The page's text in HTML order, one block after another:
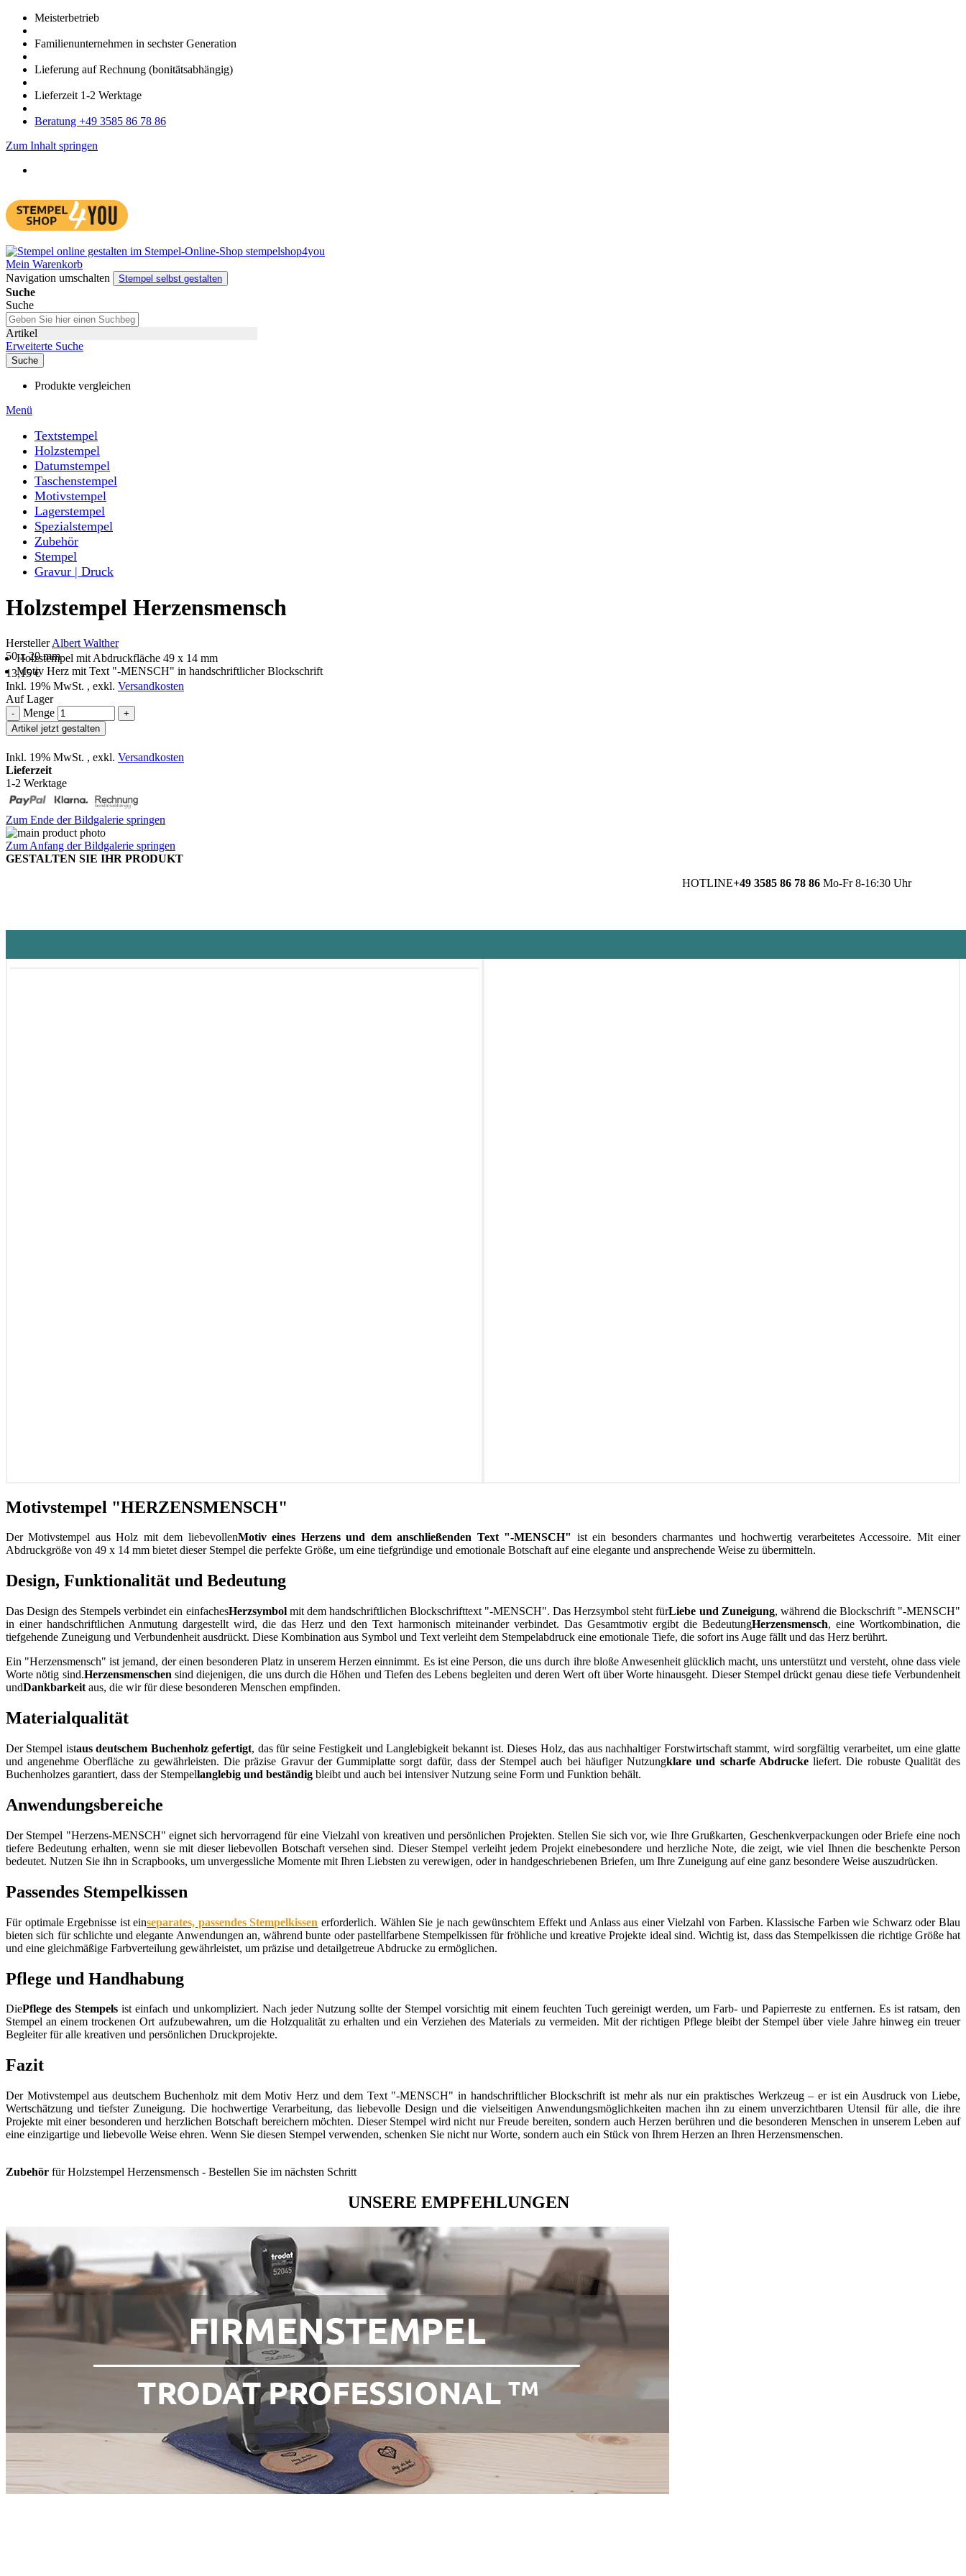
Meister­betrieb
Familien­unter­nehmen in sechster Gene­ration
Lieferung auf Rech­nung (bonitätsabhängig)
Liefer­zeit 1-2 Werk­tage
Bera­tung +49 3585 86 78 86
Zum Inhalt springen
Mein Warenkorb
Navigation umschalten
Stempel selbst gestalten
Suche
Suche
Artikel
Erweiterte Suche
Suche
Produkte vergleichen
Menü
Textstempel
Holzstempel
Datumstempel
Taschenstempel
Motivstempel
Lagerstempel
Spezialstempel
Zubehör
Stempel
Gravur | Druck
Holzstempel Herzensmensch
HerstellerAlbert Walther
50 x 20 mm
Holzstempel mit Abdruckfläche 49 x 14 mm
Motiv Herz mit Text "-MENSCH" in handschriftlicher Blockschrift
13,15 €
Inkl. 19% MwSt. , exkl. Versandkosten
Auf Lager
- Menge
+
Artikel jetzt gestalten
Inkl. 19% MwSt. , exkl. Versandkosten
Lieferzeit
1-2 Werktage
Zum Ende der Bildgalerie springen
Zum Anfang der Bildgalerie springen
GESTALTEN SIE IHR PRODUKT
HOTLINE+49 3585 86 78 86 Mo-Fr 8-16:30 Uhr
Motivstempel "HERZENSMENSCH"
Der Motivstempel aus Holz mit dem liebevollenMotiv eines Herzens und dem anschließenden Text "-MENSCH" ist ein besonders charmantes und hochwertig verarbeitetes Accessoire. Mit einer
Abdruckgröße von 49 x 14 mm bietet dieser Stempel die perfekte Größe, um eine tiefgründige und emotionale Botschaft auf eine elegante und ansprechende Weise zu übermitteln.
Design, Funktionalität und Bedeutung
Das Design des Stempels verbindet ein einfachesHerzsymbolmit dem handschriftlichen Blockschrifttext "-MENSCH". Das Herzsymbol steht fürLiebe und Zuneigung, während die Blockschrift "-MENSCH"
in einer handschriftlichen Anmutung dargestellt wird, die das Herz und den Text harmonisch miteinander verbindet. Das Gesamtmotiv ergibt die BedeutungHerzensmensch, eine Wortkombination, die
tiefgehende Zuneigung und Verbundenheit ausdrückt. Diese Kombination aus Symbol und Text verleiht dem Stempelabdruck eine emotionale Tiefe, die sofort ins Auge fällt und das Herz berührt.
Ein "Herzensmensch" ist jemand, der einen besonderen Platz in unserem Herzen einnimmt. Es ist eine Person, die uns durch ihre bloße Anwesenheit glücklich macht, uns unterstützt und versteht, ohne dass viele
Worte nötig sind.Herzensmenschen sind diejenigen, die uns durch die Höhen und Tiefen des Lebens begleiten und deren Wert oft über Worte hinausgeht. Dieser Stempel drückt genau diese tiefe Verbundenheit
undDankbarkeit aus, die wir für diese besonderen Menschen empfinden.
Materialqualität
Der Stempel istaus deutschem Buchenholz gefertigt, das für seine Festigkeit und Langlebigkeit bekannt ist. Dieses Holz, das aus nachhaltiger Forstwirtschaft stammt, wird sorgfältig verarbeitet, um eine glatte
und angenehme Oberfläche zu gewährleisten. Die präzise Gravur der Gummiplatte sorgt dafür, dass der Stempel auch bei häufiger Nutzungklare und scharfe Abdruckeliefert. Die robuste Qualität des
Buchenholzes garantiert, dass der Stempellanglebig und beständig bleibt und auch bei intensiver Nutzung seine Form und Funktion behält.
Anwendungsbereiche
Der Stempel "Herzens-MENSCH" eignet sich hervorragend für eine Vielzahl von kreativen und persönlichen Projekten. Stellen Sie sich vor, wie Ihre Grußkarten, Geschenkverpackungen oder Briefe eine noch
tiefere Bedeutung erhalten, wenn sie mit dieser liebevollen Botschaft versehen sind. Dieser Stempel verleiht jedem Projekt einebesondere und herzliche Note, die zeigt, wie viel Ihnen die beschenkte Person
bedeutet. Nutzen Sie ihn in Scrapbooks, um unvergessliche Momente mit Ihren Liebsten zu verewigen, oder in handgeschriebenen Briefen, um Ihre Zuneigung auf eine ganz besondere Weise auszudrücken.
Passendes Stempelkissen
Für optimale Ergebnisse ist einseparates, passendes Stempelkissen erforderlich. Wählen Sie je nach gewünschtem Effekt und Anlass aus einer Vielzahl von Farben. Klassische Farben wie Schwarz oder Blau
bieten sich für schlichte und elegante Anwendungen an, während bunte oder pastellfarbene Stempelkissen für fröhliche und kreative Projekte ideal sind. Wichtig ist, dass das Stempelkissen die richtige Größe hat
und eine gleichmäßige Farbverteilung gewährleistet, um präzise und detailgetreue Abdrucke zu ermöglichen.
Pflege und Handhabung
DiePflege des Stempels ist einfach und unkompliziert. Nach jeder Nutzung sollte der Stempel vorsichtig mit einem feuchten Tuch gereinigt werden, um Farb- und Papierreste zu entfernen. Es ist ratsam, den
Stempel an einem trockenen Ort aufzubewahren, um die Holzqualität zu erhalten und ein Verziehen des Materials zu vermeiden. Mit der richtigen Pflege bleibt der Stempel über viele Jahre hinweg ein treuer
Begleiter für alle kreativen und persönlichen Druckprojekte.
Fazit
Der Motivstempel aus deutschem Buchenholz mit dem Motiv Herz und dem Text "-MENSCH" in handschriftlicher Blockschrift ist mehr als nur ein praktisches Werkzeug – er ist ein Ausdruck von Liebe,
Wertschätzung und tiefster Zuneigung. Die hochwertige Verarbeitung, das liebevolle Design und die vielseitigen Anwendungsmöglichkeiten machen ihn zu einem unverzichtbaren Utensil für alle, die ihre
Projekte mit einer besonderen und herzlichen Botschaft bereichern möchten. Dieser Stempel wird nicht nur Freude bereiten, sondern auch Herzen berühren und die besonderen Menschen in unserem Leben auf
eine einzigartige und liebevolle Weise ehren. Wenn Sie diesen Stempel verwenden, schenken Sie nicht nur Worte, sondern auch ein Stück von Ihrem Herzen an Ihren Herzensmenschen.
Zubehör für Holzstempel Herzensmensch - Bestellen Sie im nächsten Schritt
UNSERE EMPFEHLUNGEN